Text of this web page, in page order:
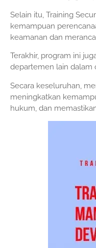
Selain itu, Training
kemampuan
keamanan dan
Terakhir, program ini
departemen lain dalam
Secara keseluruhan,
meningkatkan
hukum, dan